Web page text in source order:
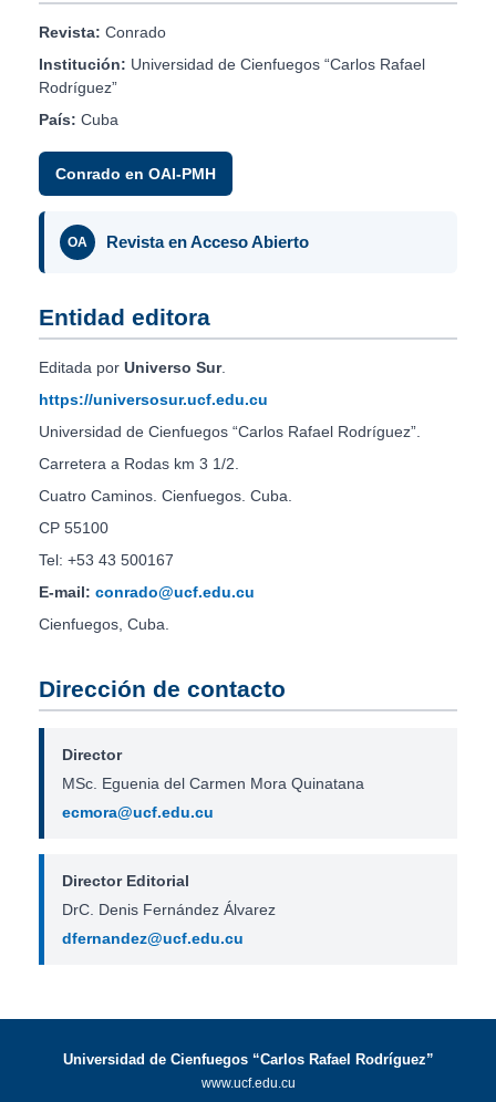
Revista: Conrado
Institución: Universidad de Cienfuegos “Carlos Rafael
Rodríguez”
País: Cuba
Conrado en OAI-PMH
OA Revista en Acceso Abierto
Entidad editora
Editada por Universo Sur.
https://universosur.ucf.edu.cu
Universidad de Cienfuegos “Carlos Rafael Rodríguez”.
Carretera a Rodas km 3 1/2.
Cuatro Caminos. Cienfuegos. Cuba.
CP 55100
Tel: +53 43 500167
E-mail: conrado@ucf.edu.cu
Cienfuegos, Cuba.
Dirección de contacto
Director
MSc. Eguenia del Carmen Mora Quinatana
ecmora@ucf.edu.cu
Director Editorial
DrC. Denis Fernández Álvarez
dfernandez@ucf.edu.cu
Universidad de Cienfuegos “Carlos Rafael Rodríguez”
www.ucf.edu.cu